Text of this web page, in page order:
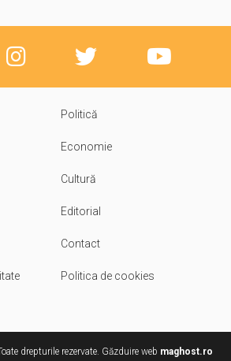
Politică
Economie
Cultură
Editorial
Contact
Politica de cookies
drepturile rezervate. Găzduire web maghost.ro